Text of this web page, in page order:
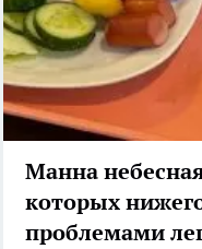
Манна
которых
проблемами